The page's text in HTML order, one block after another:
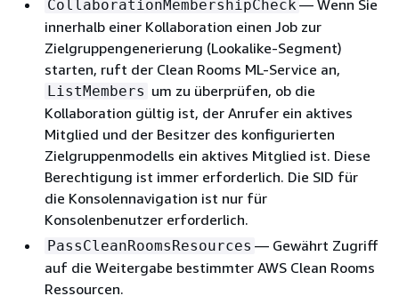
CollaborationMembershipCheck — Wenn Sie
innerhalb einer Kollaboration einen Job zur
Zielgruppengenerierung (Lookalike-Segment)
starten, ruft der Clean Rooms ML-Service an,
ListMembers um zu überprüfen, ob die
Kollaboration gültig ist, der Anrufer ein aktives
Mitglied und der Besitzer des konfigurierten
Zielgruppenmodells ein aktives Mitglied ist. Diese
Berechtigung ist immer erforderlich. Die SID für
die Konsolennavigation ist nur für
Konsolenbenutzer erforderlich.
PassCleanRoomsResources — Gewährt Zugriff
auf die Weitergabe bestimmter AWS Clean Rooms
Ressourcen.